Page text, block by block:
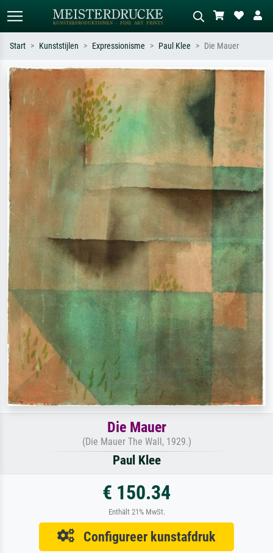
Standaard zoeken AI-beeldzoeker
Zoek op kunstenaar, titel of stijl – bijv.
Monet, Sterrennacht, impressionisme,
Hokusai-golf, naakt.
Beschrijf de scène – bijv. groene
weide, abstract met veel rood, donker
olieverfschilderij, staand naakt naast
een boom.
Start Kunststijlen Expressionisme Paul Klee Die Mauer
Die Mauer
(Die Mauer The Wall, 1929.)
Paul Klee
€ 150.34
Enthält 21% MwSt.
Configureer kunstafdruk